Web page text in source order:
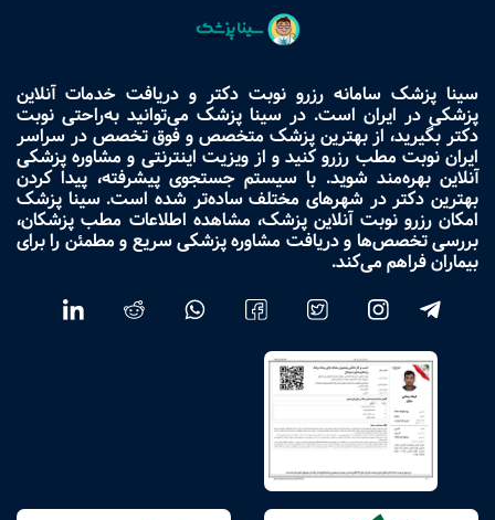
سینا پزشک سامانه رزرو نوبت دکتر و دریافت خدمات آنلاین
پزشکی در ایران است. در سینا پزشک می‌توانید به‌راحتی نوبت
دکتر بگیرید، از بهترین پزشک متخصص و فوق تخصص در سراسر
ایران نوبت مطب رزرو کنید و از ویزیت اینترنتی و مشاوره پزشکی
آنلاین بهره‌مند شوید. با سیستم جستجوی پیشرفته، پیدا کردن
بهترین دکتر در شهرهای مختلف ساده‌تر شده است. سینا پزشک
امکان رزرو نوبت آنلاین پزشک، مشاهده اطلاعات مطب پزشکان،
بررسی تخصص‌ها و دریافت مشاوره پزشکی سریع و مطمئن را برای
بیماران فراهم می‌کند.